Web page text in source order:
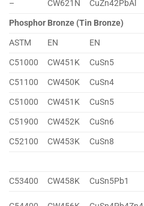
–
CW621N CuZn42PbAl
Phosphor Bronze (Tin Bronze)
ASTM
EN EN
C51000
CW451K CuSn5
C51100
CW450K CuSn4
C51000
CW451K CuSn5
C51900
CW452K CuSn6
C52100
CW453K CuSn8
C53400 CW458K CuSn5Pb1